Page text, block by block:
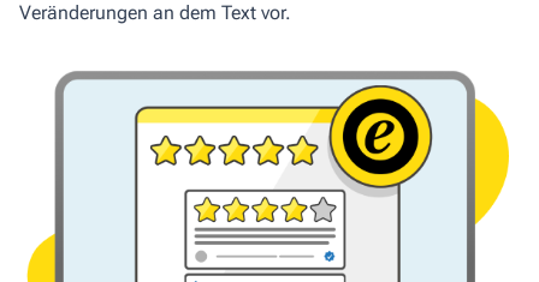
Veränderungen an dem Text vor.